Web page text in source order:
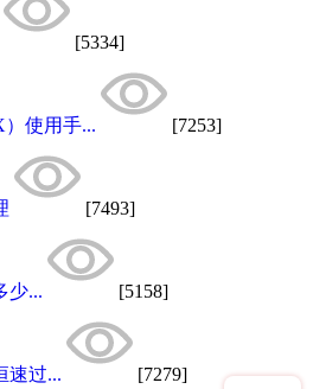
[5334]
使用手... [7253]
[7493]
少... [5158]
速过... [7279]